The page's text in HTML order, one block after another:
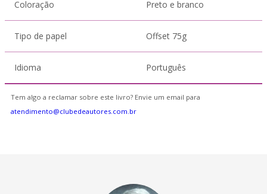
Coloração Preto e branco
Tipo de papel Offset 75g
Idioma Português
Tem algo a reclamar sobre este livro? Envie um email para
atendimento@clubedeautores.com.br